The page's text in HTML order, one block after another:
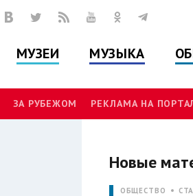
МУЗЕИ МУЗЫКА
ЗА РУБЕЖОМ РЕКЛАМА НА
Новые
ОБЩЕСТВО